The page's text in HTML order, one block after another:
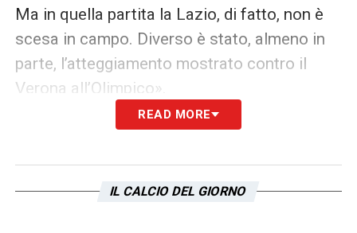
Ma in quella partita la Lazio, di fatto, non è
scesa in campo. Diverso è stato, almeno in
parte, l’atteggiamento mostrato contro il
Verona all’Olimpico».
Guardando al futuro prossimo, l’agente ha
cruciale per capire realmente il valore e le
READ MORE
IL CALCIO DEL GIORNO